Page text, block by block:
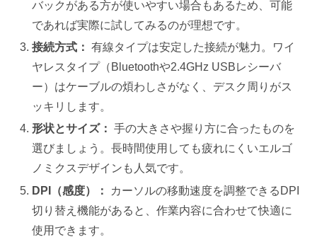
バックがある方が使いやすい場合もあるため、可能
であれば実際に試してみるのが理想です。
接続方式： 有線タイプは安定した接続が魅力。ワイ
ヤレスタイプ（Bluetoothや2.4GHz USBレシーバ
ー）はケーブルの煩わしさがなく、デスク周りがス
ッキリします。
形状とサイズ： 手の大きさや握り方に合ったものを
選びましょう。長時間使用しても疲れにくいエルゴ
ノミクスデザインも人気です。
DPI（感度）：
カーソルの移動速度を調整できるDPI
切り替え機能があると、作業内容に合わせて快適に
使用できます。